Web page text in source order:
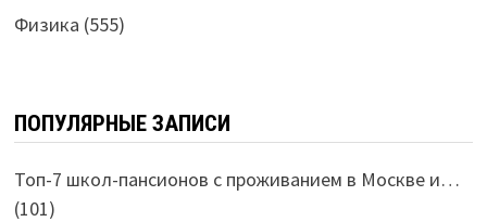
Физика (555)
ПОПУЛЯРНЫЕ ЗАПИСИ
Топ-7 школ-пансионов с проживанием в Москве и…
(101)